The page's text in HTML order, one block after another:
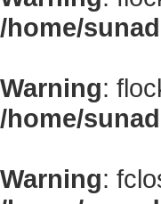
/home/
Warning:
/home/
Warning: